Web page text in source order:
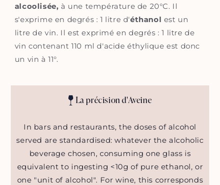
alcoolisée, à une température de 20°C. Il
s'exprime en degrés : 1 litre d'éthanol est un
litre de vin. Il est exprimé en degrés : 1 litre de
vin contenant 110 ml d'acide éthylique est donc
un vin à 11°.
La précision d'Aveine
In bars and restaurants, the doses of alcohol
served are standardised: whatever the alcoholic
beverage chosen, consuming one glass is
equivalent to ingesting <10g of pure ethanol, or
one "unit of alcohol". For wine, this corresponds